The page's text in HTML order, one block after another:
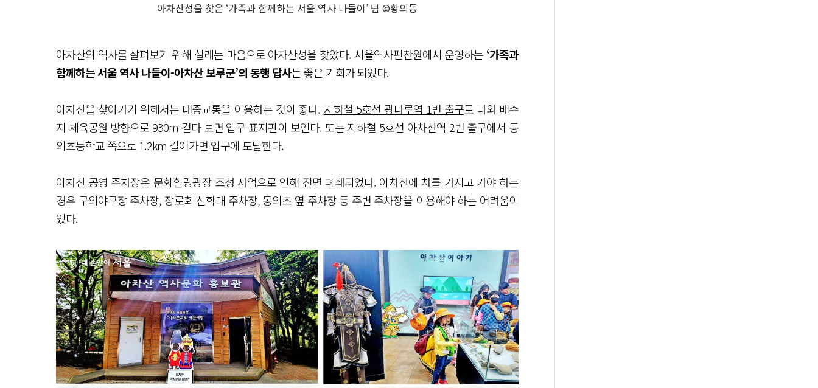
아차산성을 찾은 ‘가족과 함께하는 서울 역사 나들이’ 팀 ©황의동
아차산의 역사를 살펴보기 위해 설레는 마음으로 아차산성을 찾았다. 서울역사편찬원에서 운영하는 ‘가족과
함께하는 서울 역사 나들이-아차산 보루군’의 동행 답사는 좋은 기회가 되었다.
아차산을 찾아가기 위해서는 대중교통을 이용하는 것이 좋다. 지하철 5호선 광나루역 1번 출구로 나와 배수
지 체육공원 방향으로 930m 걷다 보면 입구 표지판이 보인다. 또는지하철 5호선 아차산역 2번 출구에서 동
의초등학교 쪽으로 1.2km 걸어가면 입구에 도달한다.
아차산 공영 주차장은 문화힐링광장 조성 사업으로 인해 전면 폐쇄되었다. 아차산에 차를 가지고 가야 하는
경우 구의야구장 주차장, 장로회 신학대 주차장, 동의초 옆 주차장 등 주변 주차장을 이용해야 하는 어려움이
있다.